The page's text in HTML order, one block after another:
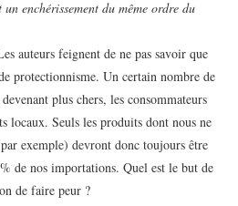
enchérissement du même ordre du
auteurs feignent de ne pas savoir que
protectionnisme. Un certain nombre de
plus chers, les consommateurs
locaux. Seuls les produits dont nous ne
exemple) devront donc toujours être
de nos importations. Quel est le but de
de faire peur ?